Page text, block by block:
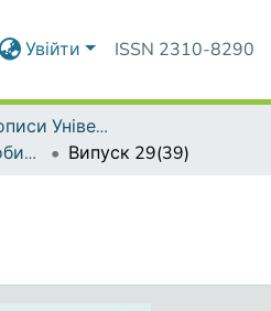
Увійти ISSN 2310-8290
Наукові часописи Університету
Серія 16. Творча особистість учителя: проблеми теорії і практики
Випуск 29(39)